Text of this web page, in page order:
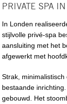
PRIVATE SPA
In Londen
stijlvolle privé-spa
aansluiting met het
afgewerkt met
Strak,
bestaande
gebouwd. Het